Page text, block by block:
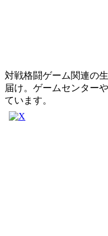
対戦格闘ゲーム関連の
届け。ゲームセンター
ています。